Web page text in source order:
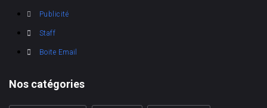
Publicité
Staff
Boite Email
Nos catégories